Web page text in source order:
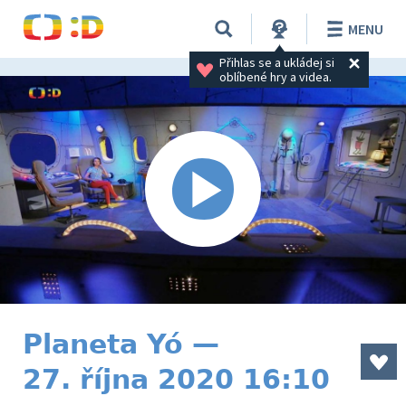
Přihlas se a ukládej si
oblíbené hry a videa.
MENU
Planeta Yó —
27. října 2020 16:10